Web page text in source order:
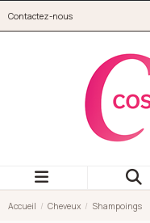
Contactez-nous
Accueil Cheveux Shampoings